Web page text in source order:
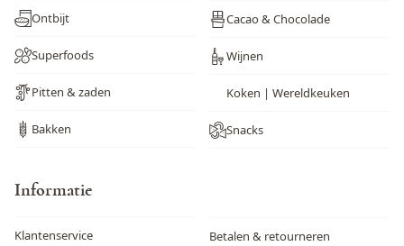
Ontbijt
Superfoods
Pitten & zaden
Bakken
Cacao & Chocolade
Wijnen
Koken | Wereldkeuken
Snacks
Informatie
Klantenservice Betalen & retourneren